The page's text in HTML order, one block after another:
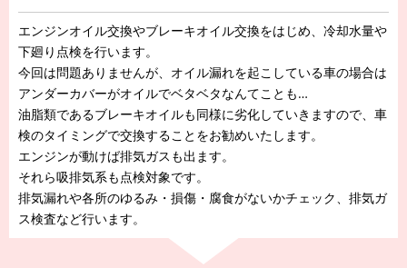
エンジンオイル交換やブレーキオイル交換をはじめ、冷却水量や
下廻り点検を行います。
今回は問題ありませんが、オイル漏れを起こしている車の場合は
アンダーカバーがオイルでベタベタなんてことも…
油脂類であるブレーキオイルも同様に劣化していきますので、車
検のタイミングで交換することをお勧めいたします。
エンジンが動けば排気ガスも出ます。
それら吸排気系も点検対象です。
排気漏れや各所のゆるみ・損傷・腐食がないかチェック、排気ガ
ス検査など行います。